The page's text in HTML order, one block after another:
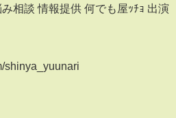
み相談 情報提供 何でも屋ｯﾁｮ 出演
shinya_yuunari